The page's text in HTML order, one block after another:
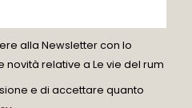
alla Newsletter con lo
relative a Le vie del rum
e di accettare quanto